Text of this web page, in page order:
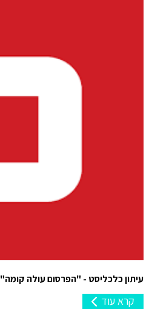
עיתון כלכליסט - "הפרסום עולה קומה"
קרא עוד